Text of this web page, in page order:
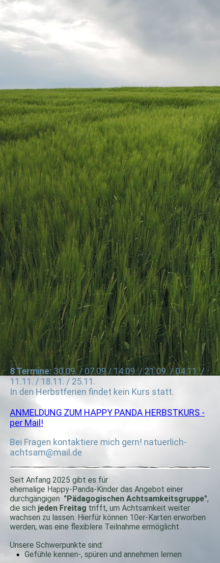
8 Termine: 30.09. / 07.09./ 14.09. / 21.09. / 04.11. /
11.11. / 18.11. / 25.11.
In den Herbstferien findet kein Kurs statt.
ANMELDUNG ZUM HAPPY PANDA HERBSTKURS -
per Mail!
Bei Fragen kontaktiere mich gern! natuerlich-
achtsam@mail.de
Seit Anfang 2025 gibt es für
ehemalige Happy-Panda-Kinder das Angebot einer
durchgängigen "Pädagogischen Achtsamkeitsgruppe",
die sich jeden Freitag trifft, um Achtsamkeit weiter
wachsen zu lassen. Hierfür können 10er-Karten erworben
werden, was eine flexiblere Teilnahme ermöglicht.
Unsere Schwerpunkte sind:
Gefühle kennen-, spüren und annehmen lernen